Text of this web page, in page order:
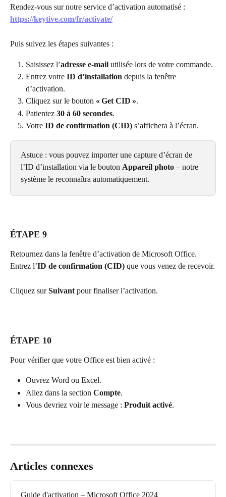
Rendez-vous sur notre service d’activation automatisé :
https://keytive.com/fr/activate/
Puis suivez les étapes suivantes :
Saisissez l’adresse e-mail utilisée lors de votre commande.
Entrez votre ID d’installation depuis la fenêtre
d’activation.
Cliquez sur le bouton « Get CID ».
Patientez 30 à 60 secondes.
Votre ID de confirmation (CID) s’affichera à l’écran.
Astuce : vous pouvez importer une capture d’écran de
l’ID d’installation via le bouton Appareil photo – notre
système le reconnaîtra automatiquement.
ÉTAPE 9
Retournez dans la fenêtre d’activation de Microsoft Office.
Entrez l’ID de confirmation (CID) que vous venez de recevoir.
Cliquez sur Suivant pour finaliser l’activation.
ÉTAPE 10
Pour vérifier que votre Office est bien activé :
Ouvrez Word ou Excel.
Allez dans la section Compte.
Vous devriez voir le message : Produit activé.
Articles connexes
Guide d'activation – Microsoft Office 2024